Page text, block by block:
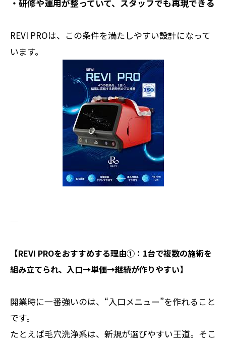
・研修や運用が整っていて、スタッフでも再現できる
REVI PROは、この条件を満たしやすい設計になって
います。
――――――――――
【REVI PROをおすすめする理由①：1台で複数の施術を
組み立てられ、入口→単価→継続が作りやすい】
開業時に一番強いのは、“入口メニュー”を作れること
です。
たとえば毛穴洗浄系は、新規が選びやすい王道。そこ